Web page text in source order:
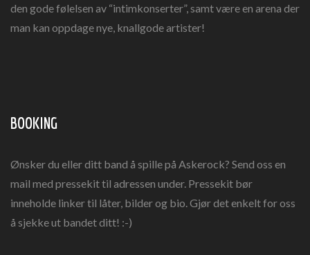
den gode følelsen av “intimkonserter”, samt være en arena der
man kan oppdage nye, knallgode artister!
BOOKING
Ønsker du eller ditt band å spille på Askerock? Send oss en
mail med pressekit til adressen under. Pressekit bør
inneholde linker til låter, bilder og bio. Gjør det enkelt for oss
å sjekke ut bandet ditt! :-)